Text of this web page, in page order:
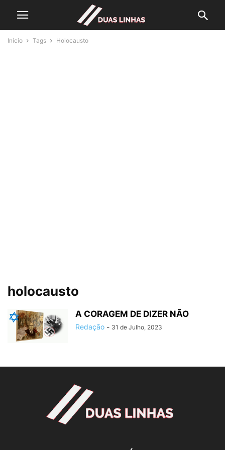
Início Tags Holocausto
holocausto
A CORAGEM DE DIZER NÃO
Redação - 31 de Julho, 2023